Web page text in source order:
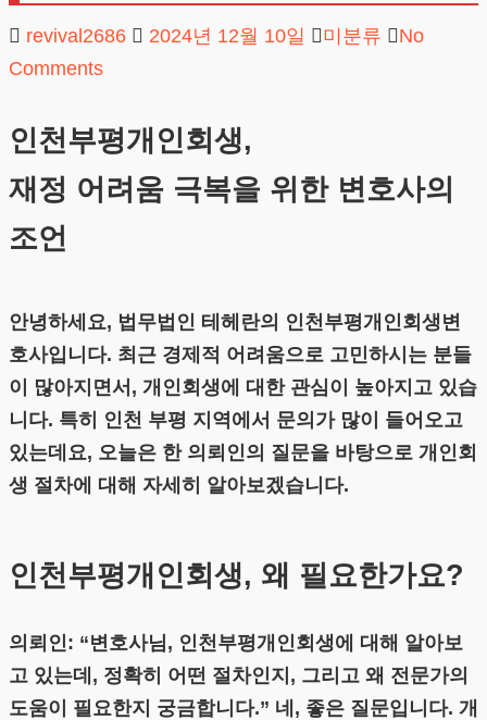
revival2686 2024년 12월 10일 미분류
No
Comments
인천부평개인회생,
재정 어려움 극복을 위한 변호사의
조언
안녕하세요, 법무법인 테헤란의 인천부평개인회생변
호사입니다. 최근 경제적 어려움으로 고민하시는 분들
이 많아지면서, 개인회생에 대한 관심이 높아지고 있습
니다. 특히 인천 부평 지역에서 문의가 많이 들어오고
있는데요, 오늘은 한 의뢰인의 질문을 바탕으로 개인회
생 절차에 대해 자세히 알아보겠습니다.
인천부평개인회생, 왜 필요한가요?
의뢰인: “변호사님, 인천부평개인회생에 대해 알아보
고 있는데, 정확히 어떤 절차인지, 그리고 왜 전문가의
도움이 필요한지 궁금합니다.” 네, 좋은 질문입니다. 개